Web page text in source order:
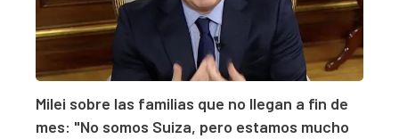
Milei sobre las familias que no llegan a fin de
mes: "No somos Suiza, pero estamos mucho